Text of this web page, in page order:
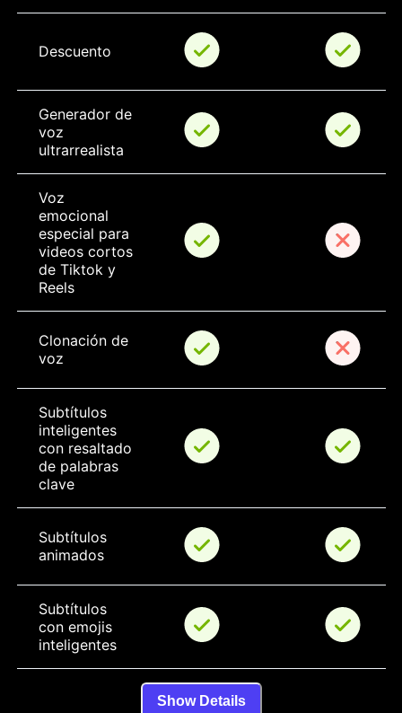
Descuento
Generador de
voz
ultrarrealista
Voz
emocional
especial para
videos cortos
de Tiktok y
Reels
Clonación de
voz
Subtítulos
inteligentes
con resaltado
de palabras
clave
Subtítulos
animados
Subtítulos
con emojis
inteligentes
Show Details